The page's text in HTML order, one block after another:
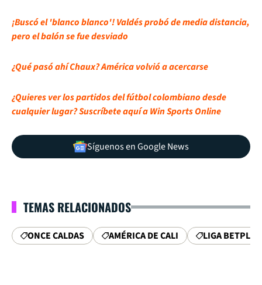
¡Buscó el 'blanco blanco'! Valdés probó de media distancia,
pero el balón se fue desviado
¿Qué pasó ahí Chaux? América volvió a acercarse
¿Quieres ver los partidos del fútbol colombiano desde
cualquier lugar? Suscríbete aquí a Win Sports Online
Síguenos en Google News
TEMAS RELACIONADOS
ONCE CALDAS AMÉRICA DE CALI LIGA BETPLAY